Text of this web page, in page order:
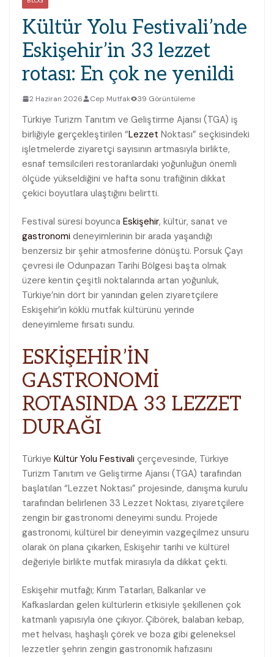
Kültür Yolu Festivali’nde
Eskişehir’in 33 lezzet
rotası: En çok ne yenildi
2 Haziran 2026 Cep Mutfak 39 Görüntüleme
Türkiye Turizm Tanıtım ve Geliştirme Ajansı (TGA) iş
birliğiyle gerçekleştirilen “Lezzet Noktası” seçkisindeki
işletmelerde ziyaretçi sayısının artmasıyla birlikte,
esnaf temsilcileri restoranlardaki yoğunluğun önemli
ölçüde yükseldiğini ve hafta sonu trafiğinin dikkat
çekici boyutlara ulaştığını belirtti.
Festival süresi boyunca Eskişehir, kültür, sanat ve
gastronomi deneyimlerinin bir arada yaşandığı
benzersiz bir şehir atmosferine dönüştü. Porsuk Çayı
çevresi ile Odunpazarı Tarihi Bölgesi başta olmak
üzere kentin çeşitli noktalarında artan yoğunluk,
Türkiye’nin dört bir yanından gelen ziyaretçilere
Eskişehir’in köklü mutfak kültürünü yerinde
deneyimleme fırsatı sundu.
ESKİŞEHİR’İN
GASTRONOMİ
ROTASINDA 33 LEZZET
DURAĞI
Türkiye Kültür Yolu Festivali çerçevesinde, Türkiye
Turizm Tanıtım ve Geliştirme Ajansı (TGA) tarafından
başlatılan “Lezzet Noktası” projesinde, danışma kurulu
tarafından belirlenen 33 Lezzet Noktası, ziyaretçilere
zengin bir gastronomi deneyimi sundu. Projede
gastronomi, kültürel bir deneyimin vazgeçilmez unsuru
olarak ön plana çıkarken, Eskişehir tarihi ve kültürel
değeriyle birlikte mutfak mirasıyla da dikkat çekti.
Eskişehir mutfağı; Kırım Tatarları, Balkanlar ve
Kafkaslardan gelen kültürlerin etkisiyle şekillenen çok
katmanlı yapısıyla öne çıkıyor. Çibörek, balaban kebap,
met helvası, haşhaşlı çörek ve boza gibi geleneksel
lezzetler şehrin zengin gastronomik hafızasını